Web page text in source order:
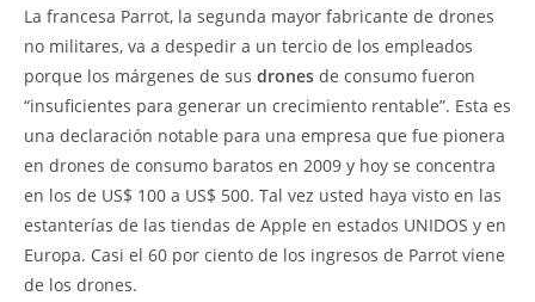
La francesa Parrot, la segunda mayor fabricante de drones
no militares, va a despedir a un tercio de los empleados
porque los márgenes de sus drones de consumo fueron
“insuficientes para generar un crecimiento rentable”. Esta es
una declaración notable para una empresa que fue pionera
en drones de consumo baratos en 2009 y hoy se concentra
en los de US$ 100 a US$ 500. Tal vez usted haya visto en las
estanterías de las tiendas de Apple en estados UNIDOS y en
Europa. Casi el 60 por ciento de los ingresos de Parrot viene
de los drones.